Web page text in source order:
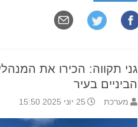
גני תקווה: הכירו את
הביניים בעיר
מערכת 25 יוני 2025 15:50